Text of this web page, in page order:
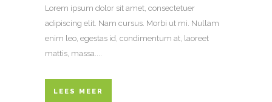
Lorem ipsum dolor sit amet, consectetuer
adipiscing elit. Nam cursus. Morbi ut mi. Nullam
enim leo, egestas id, condimentum at, laoreet
mattis, massa....
LEES MEER